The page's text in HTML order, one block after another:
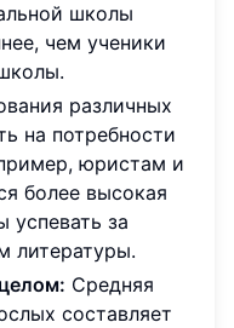
школы
чем ученики
различных
на потребности
юристам и
более высокая
успевать за
литературы.
Средняя
составляет